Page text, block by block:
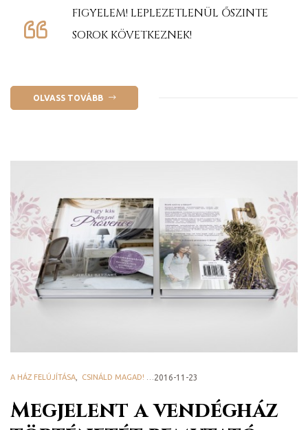
FIGYELEM! LEPLEZETLENÜL ŐSZINTE
SOROK KÖVETKEZNEK!
OLVASS TOVÁBB
Megjelent a vendégház
A HÁZ FELÚJÍTÁSA CSINÁLD MAGAD! - DIY , HAZAI PROVENCE BLOG
2016-11-23